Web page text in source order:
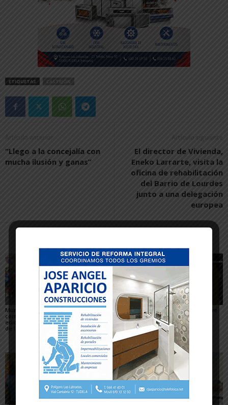
ETIQUETAS CASTEJÓN
Artículo anterior
“Llego a la concejalía con
mucha ilusión y ganas”
Artículo siguiente
El director de Vivienda,
Eneko Larrarte, visita la
oficina de rehabilitación
del Barrio de Lourdes
junto a una delegación
europea
Murchante reúne a 505
corredores en la 30ª
edición del Cross Virgen
de la Asunción
Murchante celebra la
XIX edición del Concurso
Internacional de
Lanzamiento de
Alpargata con 57
participantes
Recuperado un relieve
del siglo XVI robado
hace 16 años del
Monasterio de Fitero